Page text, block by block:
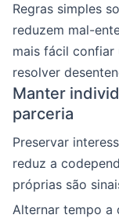
Regras simples
reduzem mal-
mais fácil confiar
resolver
Manter
parceria
Preservar
reduz a
próprias são
Alternar tempo a